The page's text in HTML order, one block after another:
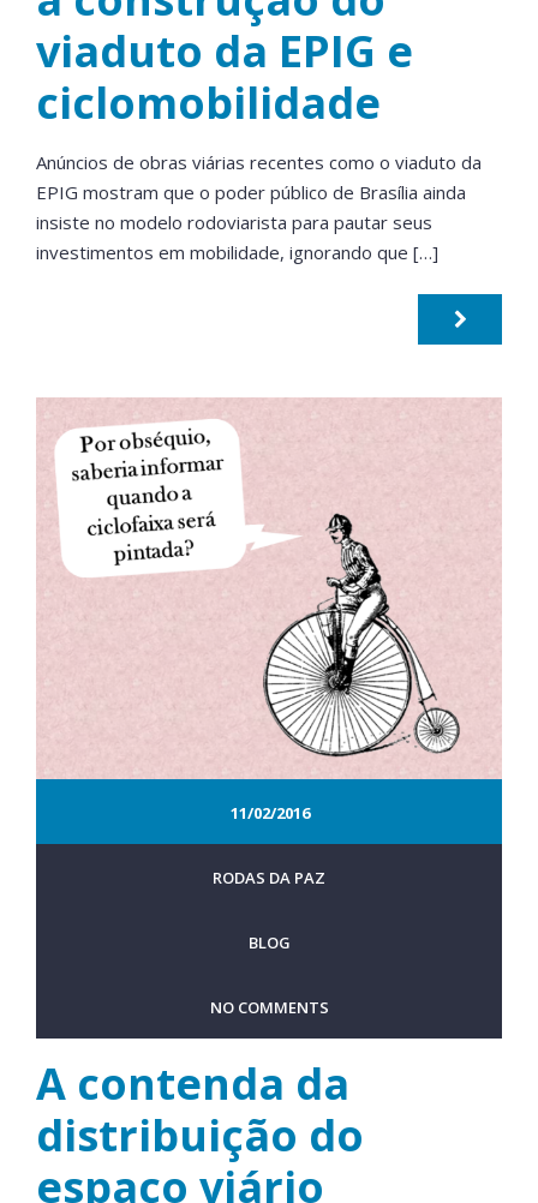
viaduto da EPIG e
ciclomobilidade
Anúncios de obras viárias recentes como o viaduto da
EPIG mostram que o poder público de Brasília ainda
insiste no modelo rodoviarista para pautar seus
investimentos em mobilidade, ignorando que […]
11/02/2016
RODAS DA PAZ
BLOG
NO COMMENTS
A contenda da
distribuição do
espaço viário